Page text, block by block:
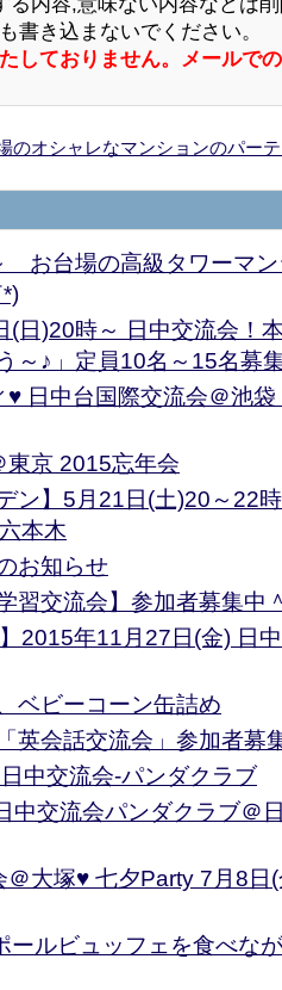
書き込まないでください。
しておりません。メールで
のオシャレなマンションのパー
お台場の高級タワーマン
(日)20時～ 日中交流会！
～♪」定員10名～15名募
♥︎ 日中台国際交流会＠池
東京 2015忘年会
ン】5月21日(土)20～22
本木
お知らせ
習交流会】参加者募集中
2015年11月27日(金) 日
ベビーコーン缶詰め
英会話交流会」参加者募
日中交流会-パンダクラブ
交流会パンダクラブ＠
＠大塚♥︎ 七夕Party 7月8日
ールビュッフェを食べな